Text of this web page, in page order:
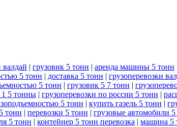
валдай | грузовик 5 тонн | аренда машины 5 тонн
5 тонн | доставка 5 тонн | грузоперевозки
5 тонн | грузовик 5 7 тонн |
1 5 тонны | грузоперевозки по россии 5 тонн |
5 тонн | купить газель 5 тонн |
тонн | перевозки 5 тонн | грузовые автомобили
5 тонн | контейнер 5 тонн перевозка | машина 5